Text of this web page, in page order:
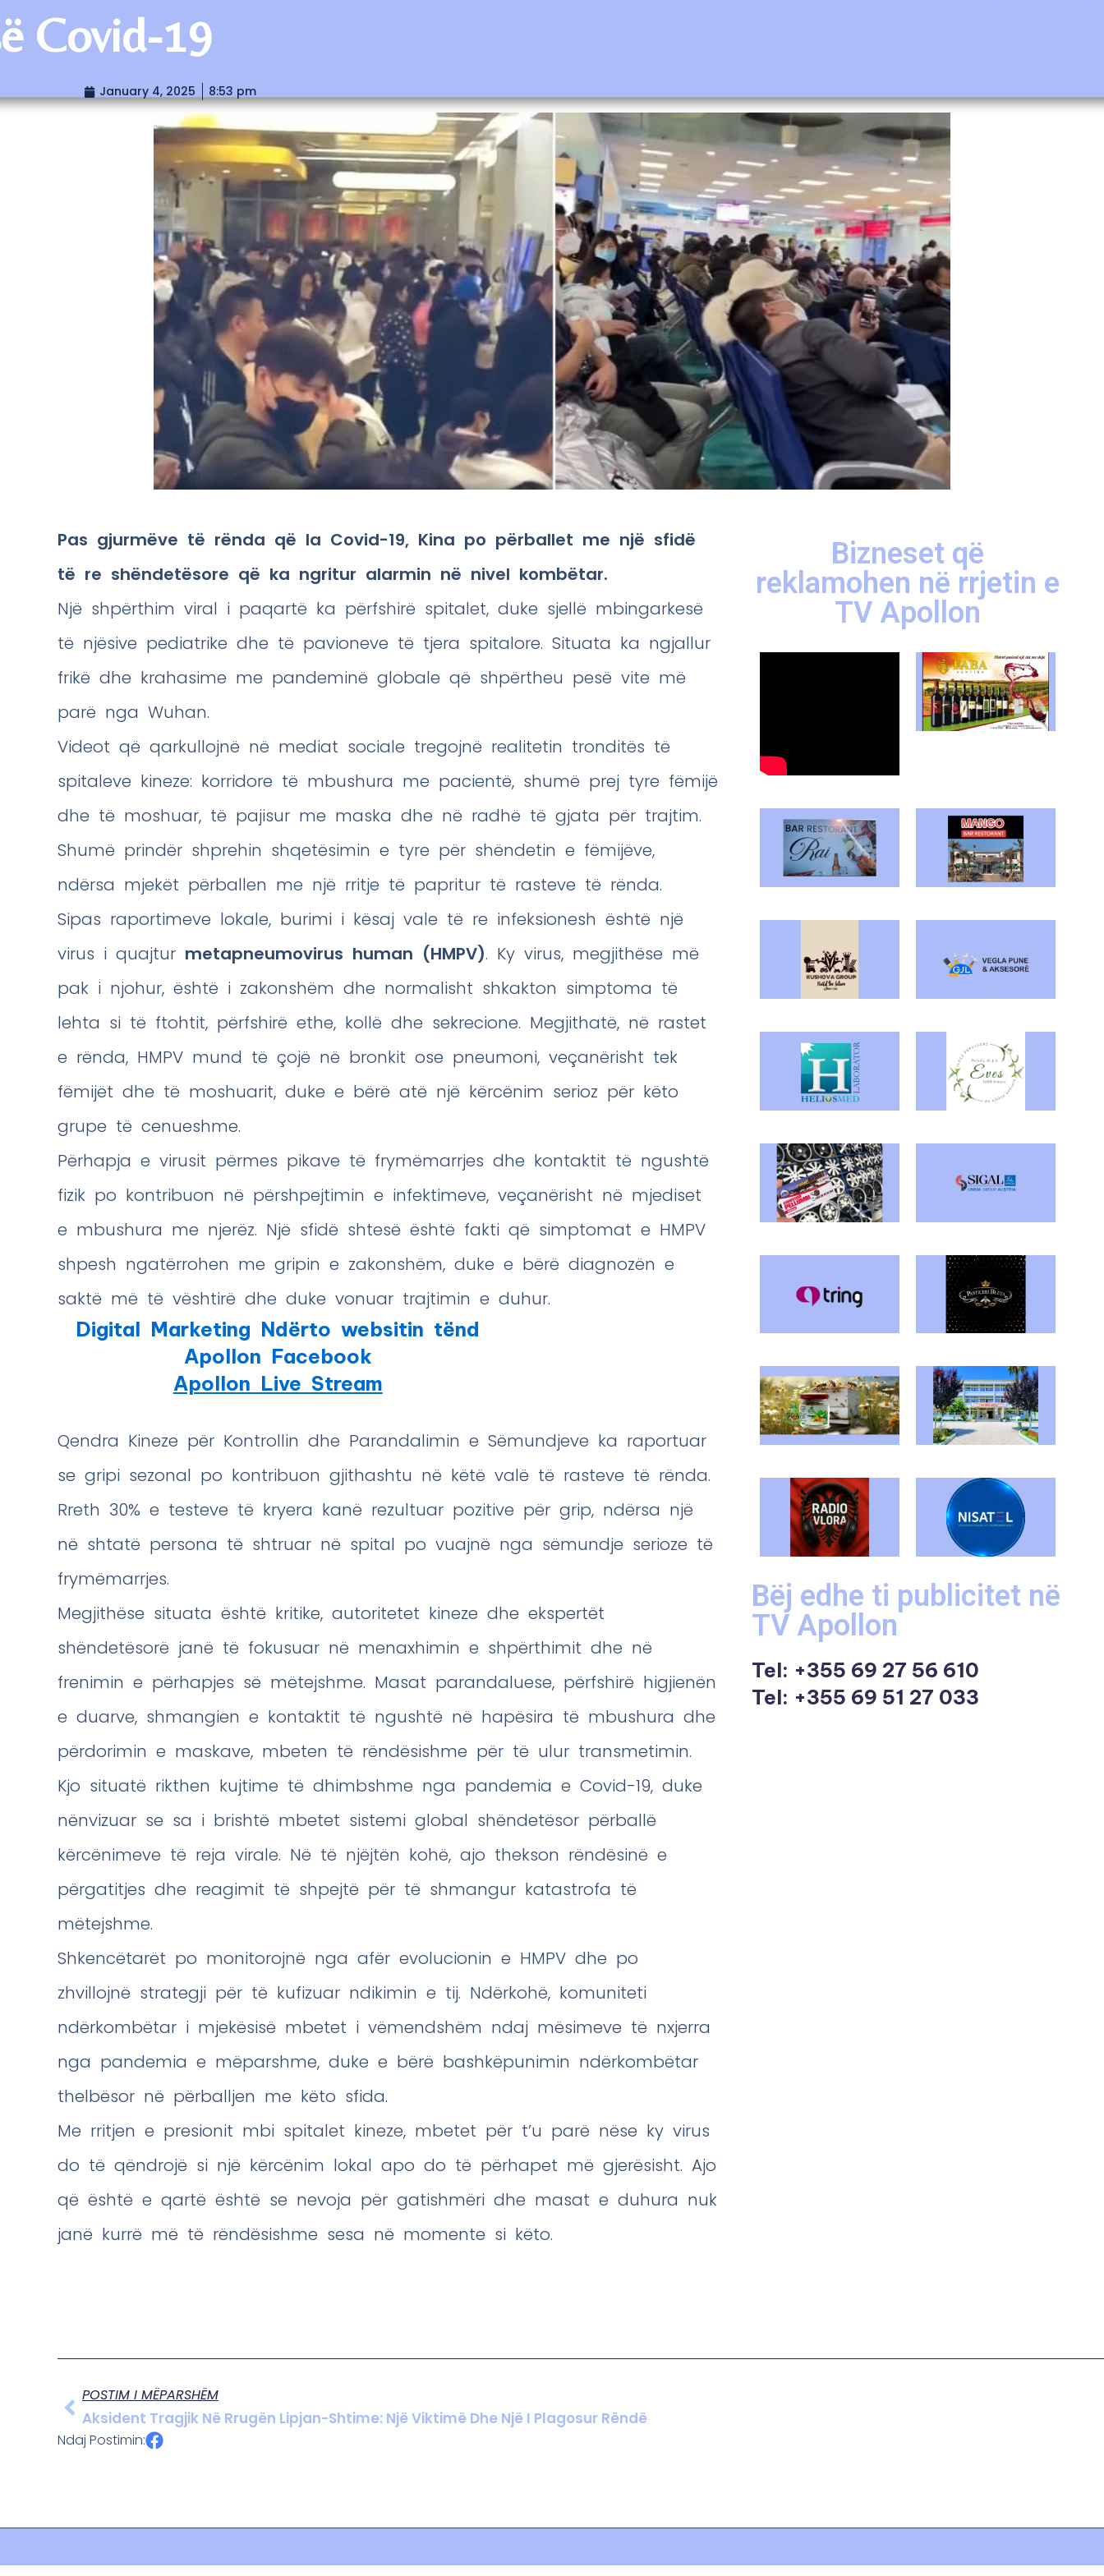
Covid-19
January 4, 2025 8:53 pm
Pas gjurmëve të rënda që la Covid-19, Kina po përballet me një sfidë
të re shëndetësore që ka ngritur alarmin në nivel kombëtar.
Një shpërthim viral i paqartë ka përfshirë spitalet, duke sjellë mbingarkesë
të njësive pediatrike dhe të pavioneve të tjera spitalore. Situata ka ngjallur
frikë dhe krahasime me pandeminë globale që shpërtheu pesë vite më
parë nga Wuhan.
Videot që qarkullojnë në mediat sociale tregojnë realitetin tronditës të
spitaleve kineze: korridore të mbushura me pacientë, shumë prej tyre fëmijë
dhe të moshuar, të pajisur me maska dhe në radhë të gjata për trajtim.
Shumë prindër shprehin shqetësimin e tyre për shëndetin e fëmijëve,
ndërsa mjekët përballen me një rritje të papritur të rasteve të rënda.
Sipas raportimeve lokale, burimi i kësaj vale të re infeksionesh është një
virus i quajtur metapneumovirus human (HMPV). Ky virus, megjithëse më
pak i njohur, është i zakonshëm dhe normalisht shkakton simptoma të
lehta si të ftohtit, përfshirë ethe, kollë dhe sekrecione. Megjithatë, në rastet
e rënda, HMPV mund të çojë në bronkit ose pneumoni, veçanërisht tek
fëmijët dhe të moshuarit, duke e bërë atë një kërcënim serioz për këto
grupe të cenueshme.
Përhapja e virusit përmes pikave të frymëmarrjes dhe kontaktit të ngushtë
fizik po kontribuon në përshpejtimin e infektimeve, veçanërisht në mjediset
e mbushura me njerëz. Një sfidë shtesë është fakti që simptomat e HMPV
shpesh ngatërrohen me gripin e zakonshëm, duke e bërë diagnozën e
saktë më të vështirë dhe duke vonuar trajtimin e duhur.
Digital Marketing Ndërto websitin tënd
Apollon Facebook
Apollon Live Stream
Qendra Kineze për Kontrollin dhe Parandalimin e Sëmundjeve ka raportuar
se gripi sezonal po kontribuon gjithashtu në këtë valë të rasteve të rënda.
Rreth 30% e testeve të kryera kanë rezultuar pozitive për grip, ndërsa një
në shtatë persona të shtruar në spital po vuajnë nga sëmundje serioze të
frymëmarrjes.
Megjithëse situata është kritike, autoritetet kineze dhe ekspertët
shëndetësorë janë të fokusuar në menaxhimin e shpërthimit dhe në
frenimin e përhapjes së mëtejshme. Masat parandaluese, përfshirë higjienën
e duarve, shmangien e kontaktit të ngushtë në hapësira të mbushura dhe
përdorimin e maskave, mbeten të rëndësishme për të ulur transmetimin.
Kjo situatë rikthen kujtime të dhimbshme nga pandemia e Covid-19, duke
nënvizuar se sa i brishtë mbetet sistemi global shëndetësor përballë
kërcënimeve të reja virale. Në të njëjtën kohë, ajo thekson rëndësinë e
përgatitjes dhe reagimit të shpejtë për të shmangur katastrofa të
mëtejshme.
Shkencëtarët po monitorojnë nga afër evolucionin e HMPV dhe po
zhvillojnë strategji për të kufizuar ndikimin e tij. Ndërkohë, komuniteti
ndërkombëtar i mjekësisë mbetet i vëmendshëm ndaj mësimeve të nxjerra
nga pandemia e mëparshme, duke e bërë bashkëpunimin ndërkombëtar
thelbësor në përballjen me këto sfida.
Me rritjen e presionit mbi spitalet kineze, mbetet për t’u parë nëse ky virus
do të qëndrojë si një kërcënim lokal apo do të përhapet më gjerësisht. Ajo
që është e qartë është se nevoja për gatishmëri dhe masat e duhura nuk
janë kurrë më të rëndësishme sesa në momente si këto.
Bizneset që
reklamohen në rrjetin e
TV Apollon
Bëj edhe ti publicitet në
TV Apollon
Tel: +355 69 27 56 610
Tel: +355 69 51 27 033
POSTIM I MËPARSHËM
Aksident Tragjik Në Rrugën Lipjan-Shtime: Një Viktimë Dhe Një I Plagosur Rëndë
Ndaj Postimin: